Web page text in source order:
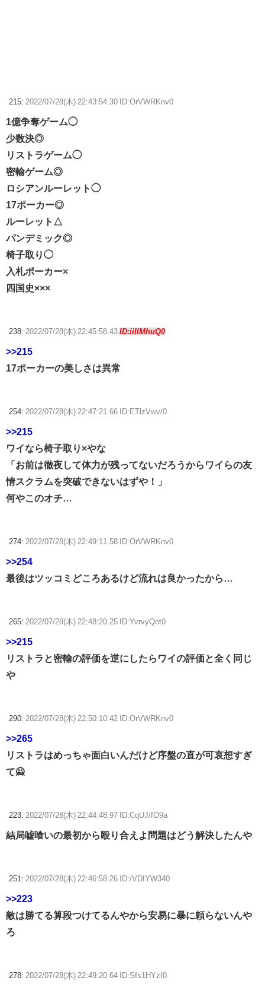
215: 2022/07/28(木) 22:43:54.30 ID:OrVWRKnv0
1億争奪ゲーム◯
少数決◎
リストラゲーム◯
密輸ゲーム◎
ロシアンルーレット◯
17ポーカー◎
ルーレット△
パンデミック◎
椅子取り◯
入札ポーカー×
四国史×××
238: 2022/07/28(木) 22:45:58.43 ID:iiIlMhuQ0
>>215
17ポーカーの美しさは異常
254: 2022/07/28(木) 22:47:21.66 ID:ETlzVwv/0
>>215
ワイなら椅子取り×やな
「お前は徹夜して体力が残ってないだろうからワイらの友
情スクラムを突破できないはずや！」
何やこのオチ…
274: 2022/07/28(木) 22:49:11.58 ID:OrVWRKnv0
>>254
最後はツッコミどころあるけど流れは良かったから…
265: 2022/07/28(木) 22:48:20.25 ID:YvrvyQot0
>>215
リストラと密輸の評価を逆にしたらワイの評価と全く同じ
や
290: 2022/07/28(木) 22:50:10.42 ID:OrVWRKnv0
>>265
リストラはめっちゃ面白いんだけど序盤の直が可哀想すぎ
て🙅
223: 2022/07/28(木) 22:44:48.97 ID:CqUJ/fO9a
結局嘘喰いの最初から殴り合えよ問題はどう解決したんや
251: 2022/07/28(木) 22:46:58.26 ID:/VDIYW340
>>223
敵は勝てる算段つけてるんやから安易に暴に頼らないんや
ろ
278: 2022/07/28(木) 22:49:20.64 ID:Sfs1HYzI0